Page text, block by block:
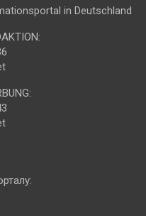
in Deutschland